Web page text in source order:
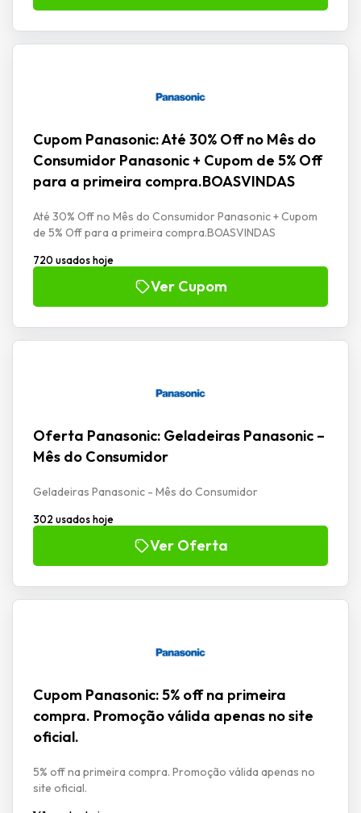
Cupom Panasonic: Até 30% Off no Mês do
Consumidor Panasonic + Cupom de 5% Off
para a primeira compra.BOASVINDAS
Até 30% Off no Mês do Consumidor Panasonic + Cupom
de 5% Off para a primeira compra.BOASVINDAS
720 usados hoje
Ver Cupom
Oferta Panasonic: Geladeiras Panasonic –
Mês do Consumidor
Geladeiras Panasonic - Mês do Consumidor
302 usados hoje
Ver Oferta
Cupom Panasonic: 5% off na primeira
compra. Promoção válida apenas no site
oficial.
5% off na primeira compra. Promoção válida apenas no
site oficial.